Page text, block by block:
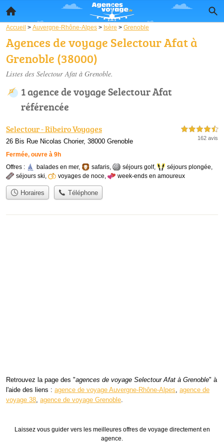
Accueil > Auvergne-Rhône-Alpes > Isère > Grenoble
Agences de voyage Selectour Afat à
Grenoble (38000)
Listes des Selectour Afat à Grenoble.
1 agence de voyage Selectour Afat
référencée
Selectour - Ribeiro Voyages
26 Bis Rue Nicolas Chorier, 38000 Grenoble
Fermée, ouvre à 9h
4,5 étoiles sur 5
162 avis
Offres : balades en mer, safaris, séjours golf, séjours plongée,
séjours ski, voyages de noce, week-ends en amoureux
Horaires Téléphone
Retrouvez la page des "agences de voyage Selectour Afat à Grenoble" à
l'aide des liens : agence de voyage Auvergne-Rhône-Alpes, agence de
voyage 38, agence de voyage Grenoble.
Laissez vous guider vers les meilleures offres de voyage directement en
agence.